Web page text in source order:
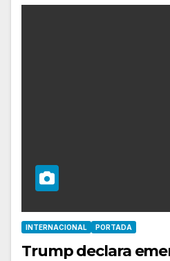
INTERNACIONAL PORTADA
Trump declara